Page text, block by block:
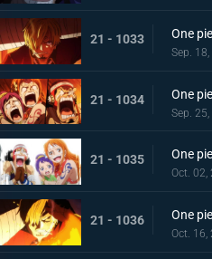
21 - 1033
Sep.
21 - 1034
Sep.
21 - 1035
Oct. 02,
21 - 1036
Oct. 16,